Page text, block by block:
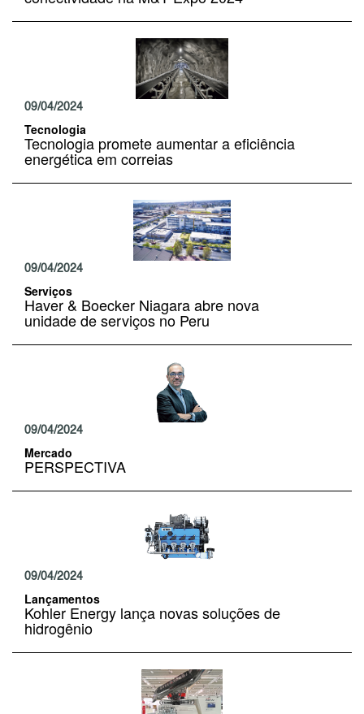
09/04/2024
Tecnologia
Tecnologia promete aumentar a eficiência
energética em correias
09/04/2024
Serviços
Haver & Boecker Niagara abre nova
unidade de serviços no Peru
09/04/2024
Mercado
PERSPECTIVA
09/04/2024
Lançamentos
Kohler Energy lança novas soluções de
hidrogênio